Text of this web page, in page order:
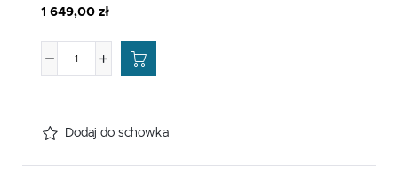
1 649,00 zł
Dodaj do schowka